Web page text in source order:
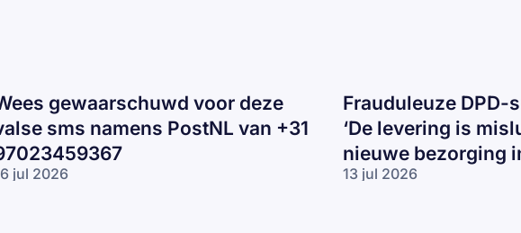
gewaarschuwd voor deze
sms namens PostNL van +31
jul 2026
Frauduleuze DPD-
‘De levering is
nieuwe bezorging
13 jul 2026